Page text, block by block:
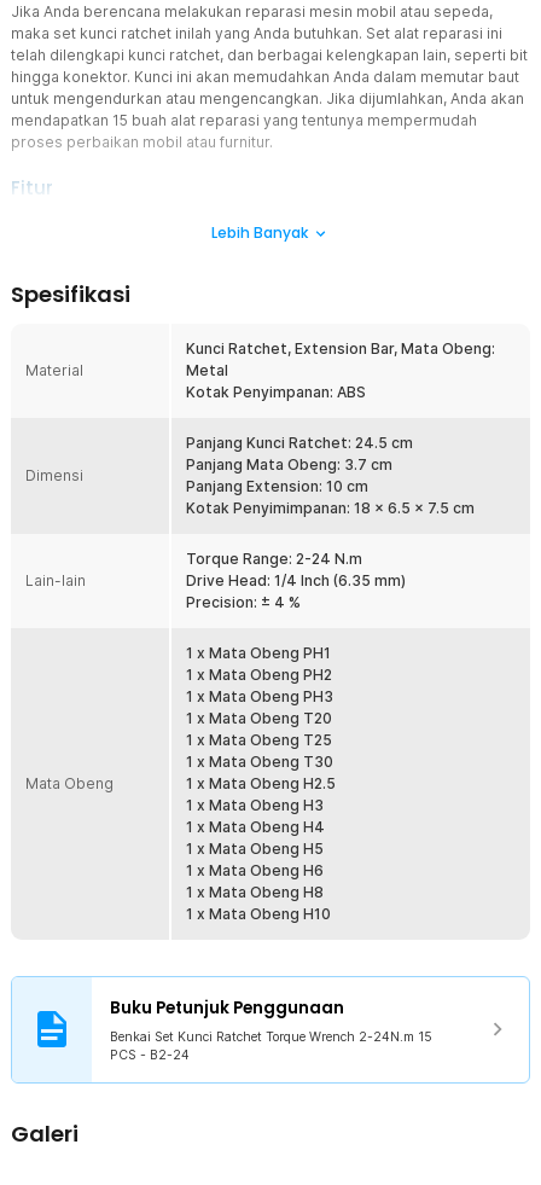
Jika Anda berencana melakukan reparasi mesin mobil atau sepeda,
maka set kunci ratchet inilah yang Anda butuhkan. Set alat reparasi ini
telah dilengkapi kunci ratchet, dan berbagai kelengkapan lain, seperti bit
hingga konektor. Kunci ini akan memudahkan Anda dalam memutar baut
untuk mengendurkan atau mengencangkan. Jika dijumlahkan, Anda akan
mendapatkan 15 buah alat reparasi yang tentunya mempermudah
proses perbaikan mobil atau furnitur.
Fitur
Mempercepat Pekerjaan Anda
pegangan dengan arah yang diperlukan. Sistem kerja kunci ratchet
Alat Reparasi Komplit
Kelengkapan alat reparasi ini tidak perlu Anda pertanyakan lagi.
Selain mendapatkan kunci ratchet, Anda akan mendapatkan
T20, T25, T30, H2.5, H3, H4, H5, H6, H8, dan H10. Dengan
kelengkapan tersebut, proses reparasi Anda akan berjalan dengan
mudah lewat satu alat.
Berbagai Penggunaan
reparasi ini untuk berbagai hal. Mulai dari perbaikan peralatan
elektronik hingga furnitur rumah. Set yang sempurna untuk
memenuhi beragam keperluan Anda.
Kelengkapan Produk
Rincian yang Anda dapatkan untuk pembelian produk ini:
1 x Mata Obeng PH1
1 x Mata Obeng PH2
1 x Mata Obeng PH3
1 x Mata Obeng T20
1 x Mata Obeng T25
1 x Mata Obeng T30
1 x Mata Obeng H2.5
1 x Mata Obeng H6
1 x Mata Obeng H8
1 x Mata Obeng H10
1 x Kotak Penyimpanan
Lebih Banyak
Spesifikasi
Material
Kunci Ratchet, Extension Bar, Mata Obeng:
Metal
Kotak Penyimpanan: ABS
Dimensi
Panjang Kunci Ratchet: 24.5 cm
Panjang Mata Obeng: 3.7 cm
Panjang Extension: 10 cm
Kotak Penyimimpanan: 18 x 6.5 x 7.5 cm
Lain-lain
Torque Range: 2-24 N.m
Drive Head: 1/4 Inch (6.35 mm)
Precision: ± 4 %
Mata Obeng
1 x Mata Obeng PH1
1 x Mata Obeng PH2
1 x Mata Obeng PH3
1 x Mata Obeng T20
1 x Mata Obeng T25
1 x Mata Obeng T30
1 x Mata Obeng H2.5
1 x Mata Obeng H3
1 x Mata Obeng H4
1 x Mata Obeng H5
1 x Mata Obeng H6
1 x Mata Obeng H8
1 x Mata Obeng H10
Buku Petunjuk Penggunaan
Benkai Set Kunci Ratchet Torque Wrench 2-24N.m 15
PCS - B2-24
Galeri